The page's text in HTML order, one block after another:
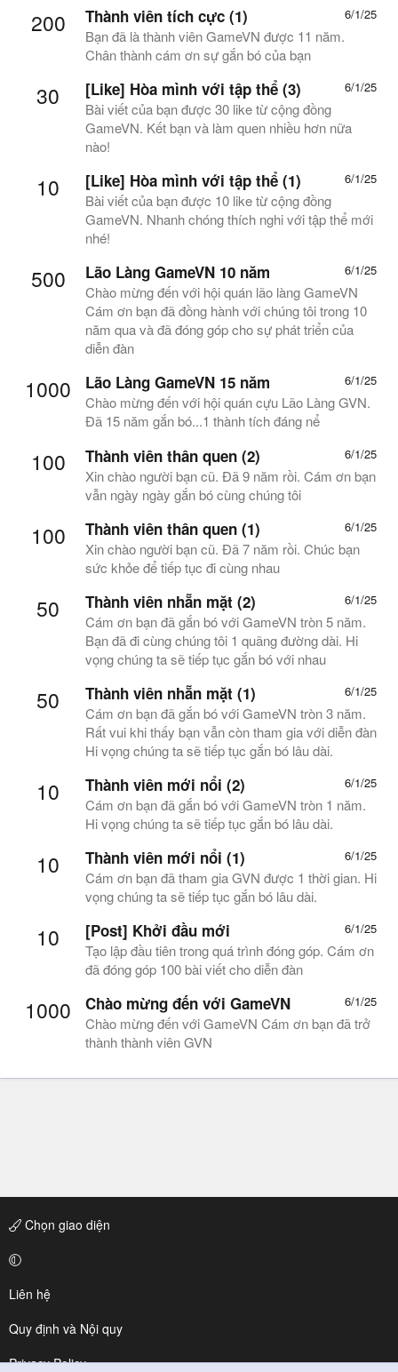
200 6/1/25
Thành viên tích cực (1)
Bạn đã là thành viên GameVN được 11 năm.
Chân thành cám ơn sự gắn bó của bạn
30 6/1/25
[Like] Hòa mình với tập thể (3)
Bài viết của bạn được 30 like từ cộng đồng
GameVN. Kết bạn và làm quen nhiều hơn nữa
nào!
10 6/1/25
[Like] Hòa mình với tập thể (1)
Bài viết của bạn được 10 like từ cộng đồng
GameVN. Nhanh chóng thích nghi với tập thể mới
nhé!
500 6/1/25
Lão Làng GameVN 10 năm
Chào mừng đến với hội quán lão làng GameVN
Cám ơn bạn đã đồng hành với chúng tôi trong 10
năm qua và đã đóng góp cho sự phát triển của
diễn đàn
1000 6/1/25
Lão Làng GameVN 15 năm
Chào mừng đến với hội quán cựu Lão Làng GVN.
Đã 15 năm gắn bó...1 thành tích đáng nể
100 6/1/25
Thành viên thân quen (2)
Xin chào người bạn cũ. Đã 9 năm rồi. Cám ơn bạn
vẫn ngày ngày gắn bó cùng chúng tôi
100 6/1/25
Thành viên thân quen (1)
Xin chào người bạn cũ. Đã 7 năm rồi. Chúc bạn
sức khỏe để tiếp tục đi cùng nhau
50 6/1/25
Thành viên nhẵn mặt (2)
Cám ơn bạn đã gắn bó với GameVN tròn 5 năm.
Bạn đã đi cùng chúng tôi 1 quãng đường dài. Hi
vọng chúng ta sẽ tiếp tục gắn bó với nhau
50 6/1/25
Thành viên nhẵn mặt (1)
Cám ơn bạn đã gắn bó với GameVN tròn 3 năm.
Rất vui khi thấy bạn vẫn còn tham gia với diễn đàn
Hi vọng chúng ta sẽ tiếp tục gắn bó lâu dài.
10 6/1/25
Thành viên mới nổi (2)
Cám ơn bạn đã gắn bó với GameVN tròn 1 năm.
Hi vọng chúng ta sẽ tiếp tục gắn bó lâu dài.
10 6/1/25
Thành viên mới nổi (1)
Cám ơn bạn đã tham gia GVN được 1 thời gian. Hi
vọng chúng ta sẽ tiếp tục gắn bó lâu dài.
10 6/1/25
[Post] Khởi đầu mới
Tạo lập đầu tiên trong quá trình đóng góp. Cám ơn
đã đóng góp 100 bài viết cho diễn đàn
1000 6/1/25
Chào mừng đến với GameVN
Chào mừng đến với GameVN Cám ơn bạn đã trở
thành thành viên GVN
Chọn giao diện
Liên hệ
Quy định và Nội quy
Privacy Policy